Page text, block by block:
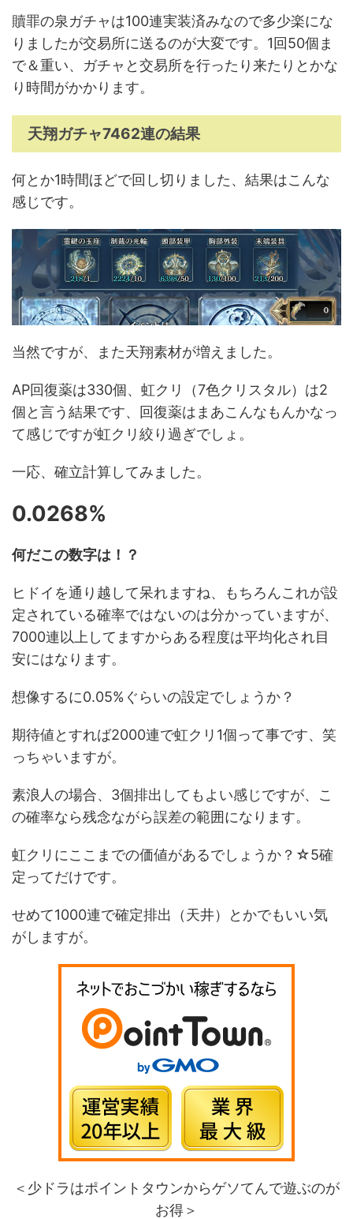
贖罪の泉ガチャは100連実装済みなので多少楽にな
りましたが交易所に送るのが大変です。1回50個ま
で＆重い、ガチャと交易所を行ったり来たりとかな
り時間がかかります。
天翔ガチャ7462連の結果
何とか1時間ほどで回し切りました、結果はこんな
感じです。
当然ですが、また天翔素材が増えました。
AP回復薬は330個、虹クリ（7色クリスタル）は2
個と言う結果です、回復薬はまあこんなもんかなっ
て感じですが虹クリ絞り過ぎでしょ。
一応、確立計算してみました。
0.0268%
何だこの数字は！？
ヒドイを通り越して呆れますね、もちろんこれが設
定されている確率ではないのは分かっていますが、
7000連以上してますからある程度は平均化され目
安にはなります。
想像するに0.05%ぐらいの設定でしょうか？
期待値とすれば2000連で虹クリ1個って事です、笑
っちゃいますが。
素浪人の場合、3個排出してもよい感じですが、こ
の確率なら残念ながら誤差の範囲になります。
虹クリにここまでの価値があるでしょうか？☆5確
定ってだけです。
せめて1000連で確定排出（天井）とかでもいい気
がしますが。
＜少ドラはポイントタウンからゲソてんで遊ぶのが
お得＞